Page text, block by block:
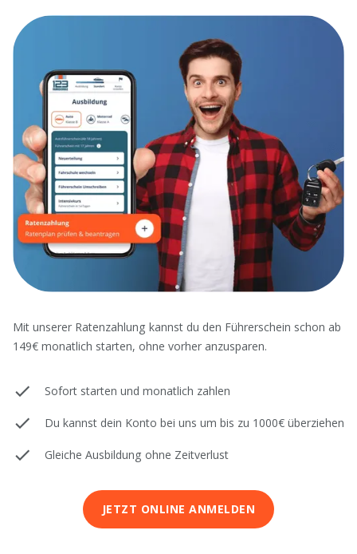
Mit unserer Ratenzahlung kannst du den Führerschein schon ab
149€ monatlich starten, ohne vorher anzusparen.
Sofort starten und monatlich zahlen
Du kannst dein Konto bei uns um bis zu 1000€ überziehen
Gleiche Ausbildung ohne Zeitverlust
JETZT ONLINE ANMELDEN